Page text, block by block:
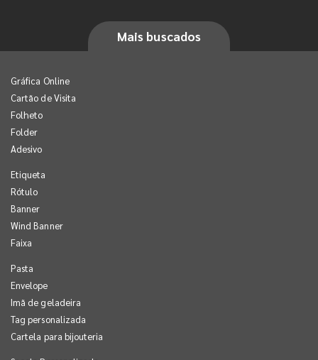
Mais buscados
Gráfica Online
Cartão de Visita
Folheto
Folder
Adesivo
Etiqueta
Rótulo
Banner
Wind Banner
Faixa
Pasta
Envelope
Imã de geladeira
Tag personalizada
Cartela para bijouteria